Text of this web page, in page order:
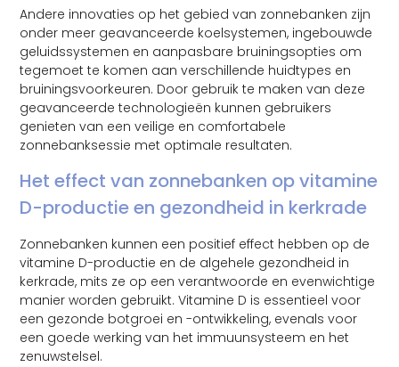
Andere innovaties op het gebied van zonnebanken zijn
onder meer geavanceerde koelsystemen, ingebouwde
geluidssystemen en aanpasbare bruiningsopties om
tegemoet te komen aan verschillende huidtypes en
bruiningsvoorkeuren. Door gebruik te maken van deze
geavanceerde technologieën kunnen gebruikers
genieten van een veilige en comfortabele
zonnebanksessie met optimale resultaten.
Het effect van zonnebanken op vitamine
D-productie en gezondheid in kerkrade
Zonnebanken kunnen een positief effect hebben op de
vitamine D-productie en de algehele gezondheid in
kerkrade, mits ze op een verantwoorde en evenwichtige
manier worden gebruikt. Vitamine D is essentieel voor
een gezonde botgroei en -ontwikkeling, evenals voor
een goede werking van het immuunsysteem en het
zenuwstelsel.